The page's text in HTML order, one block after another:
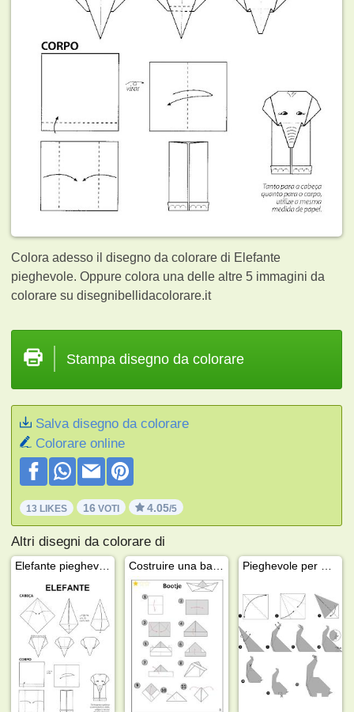
Colora adesso il disegno da colorare di Elefante
pieghevole. Oppure colora una delle altre 5 immagini da
colorare su disegnibellidacolorare.it
Stampa disegno da colorare
Salva disegno da colorare
Colorare online
13 LIKES 16 VOTI 4.05/5
Altri disegni da colorare di